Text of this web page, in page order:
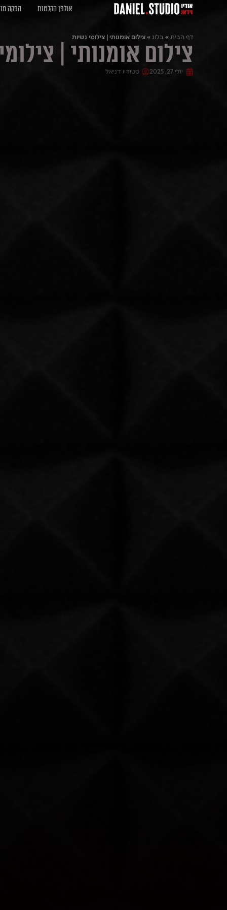
אולפן הקלטות הפקה
דף הבית »בלוג »צילום אומנותי | צילומי נשיות
צילום אומנותי |
יולי 27, 2025 סטודיו דניאל